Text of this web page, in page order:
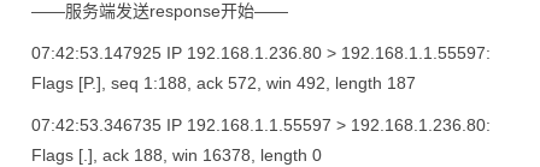
——服务端发送response开始——
07:42:53.147925 IP 192.168.1.236.80 > 192.168.1.1.55597:
Flags [P.], seq 1:188, ack 572, win 492, length 187
07:42:53.346735 IP 192.168.1.1.55597 > 192.168.1.236.80:
Flags [.], ack 188, win 16378, length 0